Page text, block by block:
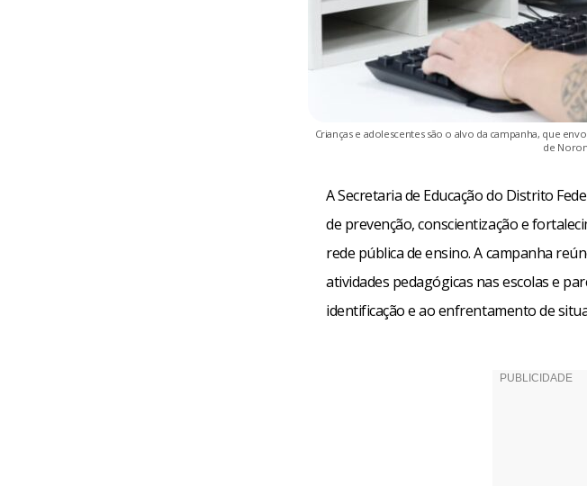
Crianças e adolescentes são o alvo da campanha, que
de
A Secretaria de Educação do Distrito
de prevenção, conscientização e
rede pública de ensino. A campanha
atividades pedagógicas nas escolas e
identificação e ao enfrentamento de